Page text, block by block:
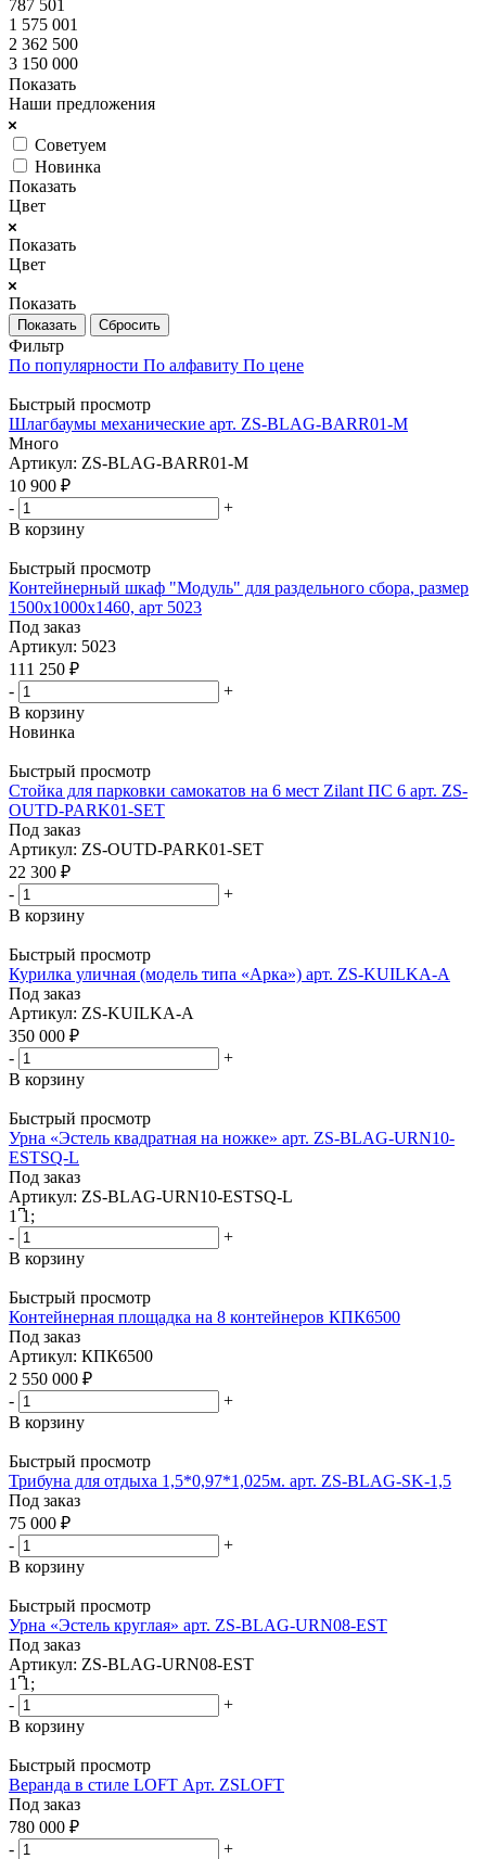
787 501
1 575 001
2 362 500
3 150 000
Показать
Наши предложения
Советуем
Новинка
Показать
Цвет
Показать
Цвет
Показать
Сбросить
Фильтр
По популярности По алфавиту По цене
Быстрый просмотр
Шлагбаумы механические арт. ZS-BLAG-BARR01-M
Много
Артикул: ZS-BLAG-BARR01-M
10 900 ₽
-
+
В корзину
Быстрый просмотр
Контейнерный шкаф "Модуль" для раздельного сбора, размер
1500х1000х1460, арт 5023
Под заказ
Артикул: 5023
111 250 ₽
-
+
В корзину
Новинка
Быстрый просмотр
Стойка для парковки самокатов на 6 мест Zilant ПС 6 арт. ZS-
OUTD-PARK01-SET
Под заказ
Артикул: ZS-OUTD-PARK01-SET
22 300 ₽
-
+
В корзину
Быстрый просмотр
Курилка уличная (модель типа «Арка») арт. ZS-KUILKA-A
Под заказ
Артикул: ZS-KUILKA-A
350 000 ₽
-
+
В корзину
Быстрый просмотр
Урна «Эстель квадратная на ножке» арт. ZS-BLAG-URN10-
ESTSQ-L
Под заказ
Артикул: ZS-BLAG-URN10-ESTSQ-L
1 ͆1 ;
-
+
В корзину
Быстрый просмотр
Контейнерная площадка на 8 контейнеров КПК6500
Под заказ
Артикул: КПК6500
2 550 000 ₽
-
+
В корзину
Быстрый просмотр
Трибуна для отдыха 1,5*0,97*1,025м. арт. ZS-BLAG-SK-1,5
Под заказ
75 000 ₽
-
+
В корзину
Быстрый просмотр
Урна «Эстель круглая» арт. ZS-BLAG-URN08-EST
Под заказ
Артикул: ZS-BLAG-URN08-EST
1 ͆1 ;
-
+
В корзину
Быстрый просмотр
Веранда в стиле LOFT Арт. ZSLOFT
Под заказ
780 000 ₽
-
+